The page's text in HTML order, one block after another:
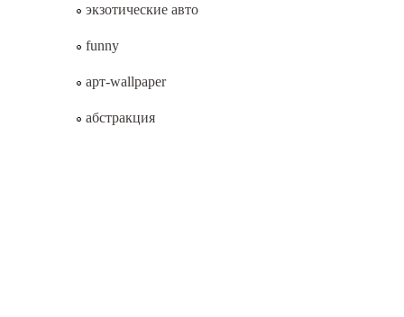
экзотические авто
funny
арт-wallpaper
абстракция